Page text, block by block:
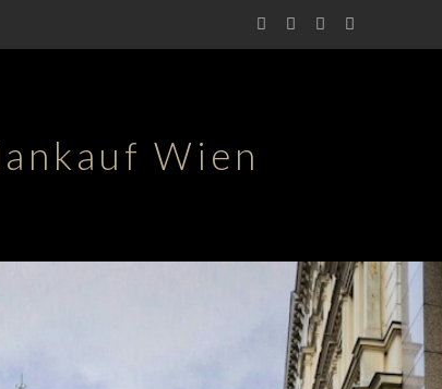
Wien